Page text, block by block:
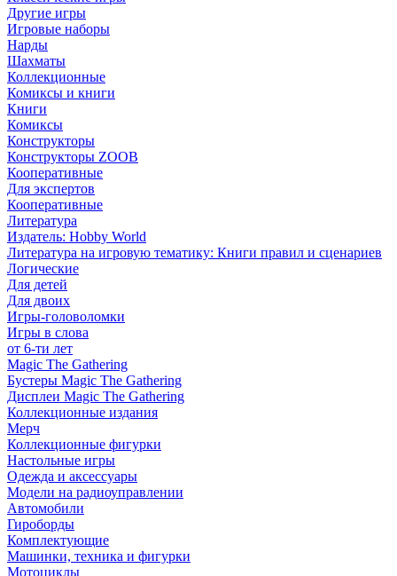
Другие игры
Игровые наборы
Нарды
Шахматы
Коллекционные
Комиксы и книги
Книги
Комиксы
Конструкторы
Конструкторы ZOOB
Кооперативные
Для экспертов
Кооперативные
Литература
Издатель: Hobby World
Литература на игровую тематику: Книги правил и сценариев
Логические
Для детей
Для двоих
Игры-головоломки
Игры в слова
от 6-ти лет
Magic The Gathering
Бустеры Magic The Gathering
Дисплеи Magic The Gathering
Коллекционные издания
Мерч
Коллекционные фигурки
Настольные игры
Одежда и аксессуары
Модели на радиоуправлении
Автомобили
Гироборды
Комплектующие
Машинки, техника и фигурки
Мотоциклы